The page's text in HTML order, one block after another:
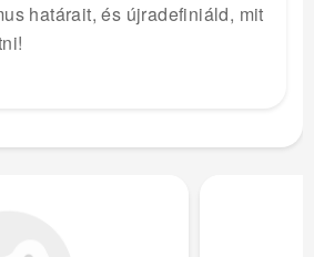
határait, és újradefiniáld, mit